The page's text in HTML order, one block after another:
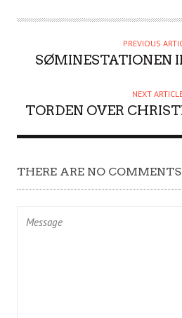
T
PREVIOUS
SØMINESTATIONEN
NEXT
TORDEN OVER
THERE ARE NO COMMENTS